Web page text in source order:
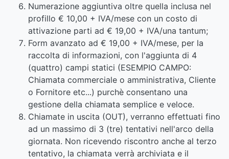
Numerazione aggiuntiva oltre quella inclusa nel
profillo € 10,00 + IVA/mese con un costo di
attivazione parti ad € 19,00 + IVA/una tantum;
Form avanzato ad € 19,00 + IVA/mese, per la
raccolta di informazioni, con l'aggiunta di 4
(quattro) campi statici (ESEMPIO CAMPO:
Chiamata commerciale o amministrativa, Cliente
o Fornitore etc...) purchè consentano una
gestione della chiamata semplice e veloce.
Chiamate in uscita (OUT), verranno effettuati fino
ad un massimo di 3 (tre) tentativi nell'arco della
giornata. Non ricevendo riscontro anche al terzo
tentativo, la chiamata verrà archiviata e il